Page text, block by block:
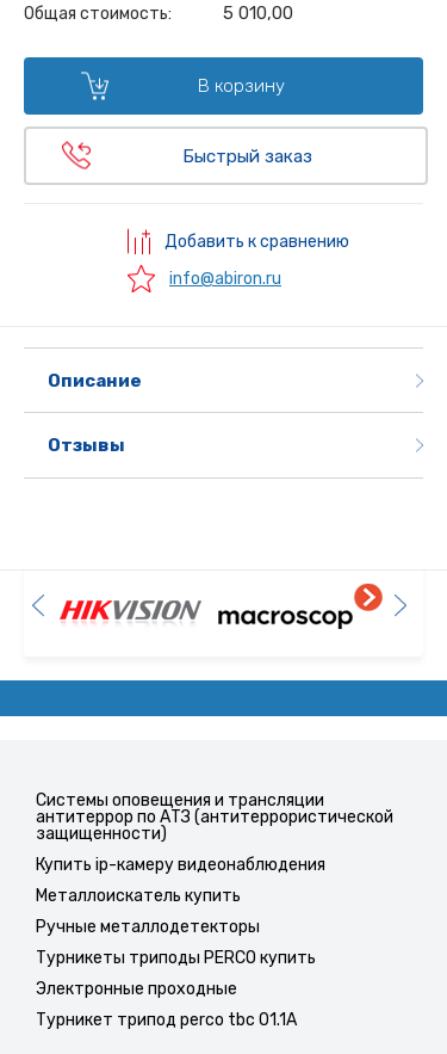
Общая стоимость: 5 010,00
В корзину
Быстрый заказ
Добавить к сравнению
info@abiron.ru
Описание
Отзывы
Системы оповещения и трансляции
антитеррор по АТЗ (антитеррористической
защищенности)
Купить ip-камеру видеонаблюдения
Металлоискатель купить
Ручные металлодетекторы
Турникеты триподы PERCO купить
Электронные проходные
Турникет трипод perco tbc 01.1A